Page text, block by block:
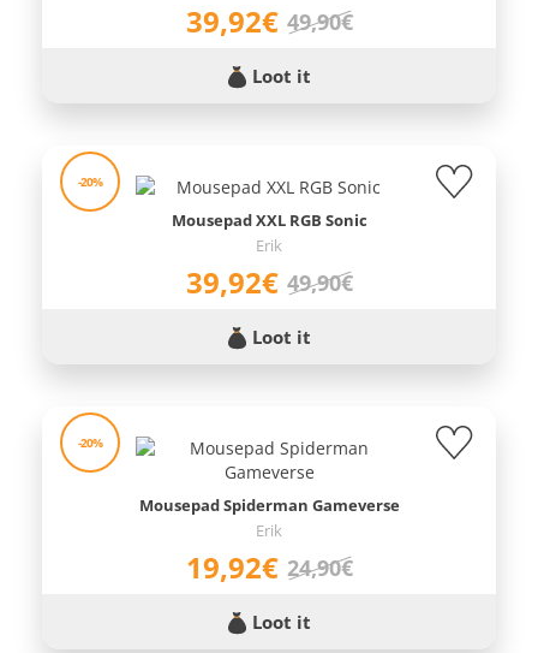
39,92€ 49,90€
Loot it
-20%
Mousepad XXL RGB Sonic
Erik
39,92€ 49,90€
Loot it
-20%
Mousepad Spiderman Gameverse
Erik
19,92€ 24,90€
Loot it